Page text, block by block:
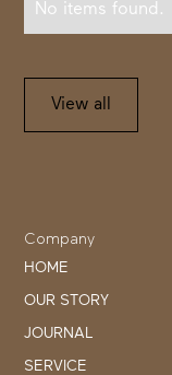
No items found.
View all
Company
HOME
OUR STORY
JOURNAL
SERVICE